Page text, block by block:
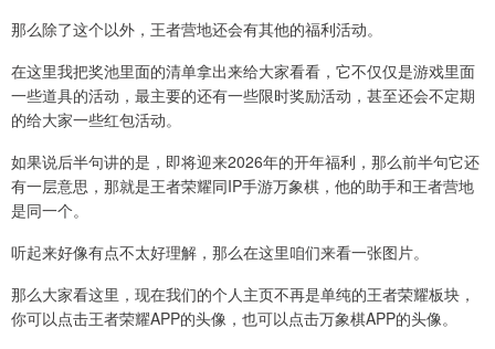
那么除了这个以外，王者营地还会有其他的福利活动。
在这里我把奖池里面的清单拿出来给大家看看，它不仅仅是游戏里面
一些道具的活动，最主要的还有一些限时奖励活动，甚至还会不定期
的给大家一些红包活动。
如果说后半句讲的是，即将迎来2026年的开年福利，那么前半句它还
有一层意思，那就是王者荣耀同IP手游万象棋，他的助手和王者营地
是同一个。
听起来好像有点不太好理解，那么在这里咱们来看一张图片。
那么大家看这里，现在我们的个人主页不再是单纯的王者荣耀板块，
你可以点击王者荣耀APP的头像，也可以点击万象棋APP的头像。